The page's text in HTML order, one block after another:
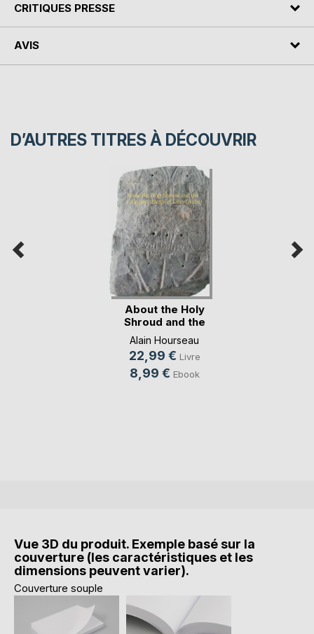
CRITIQUES PRESSE
AVIS
D’AUTRES TITRES À DÉCOUVRIR
About the Holy
Shroud and the
coll(...)
Alain Hourseau
22,99 € Livre
8,99 € Ebook
Vue 3D du produit. Exemple basé sur la
couverture (les caractéristiques et les
dimensions peuvent varier).
Couverture souple